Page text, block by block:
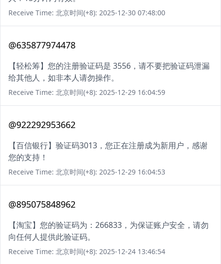
Receive Time: 北京时间(+8): 2025-12-30 07:48:00
@635877974478
【轻松筹】您的注册验证码是 3556，请不要把验证码泄漏
给其他人，如非本人请勿操作。
Receive Time: 北京时间(+8): 2025-12-29 16:04:59
@922292953662
【百信银行】验证码3013，您正在注册成为新用户，感谢
您的支持！
Receive Time: 北京时间(+8): 2025-12-29 16:04:53
@895075848962
【淘宝】您的验证码为：266833，为保证账户安全，请勿
向任何人提供此验证码。
Receive Time: 北京时间(+8): 2025-12-24 13:46:54